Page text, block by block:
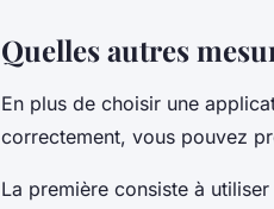
Quelles autres
En plus de choisir une
correctement, vous pouvez
La première consiste à utiliser